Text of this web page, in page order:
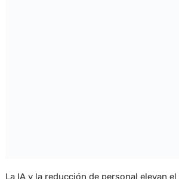
La IA y la reducción de personal elevan